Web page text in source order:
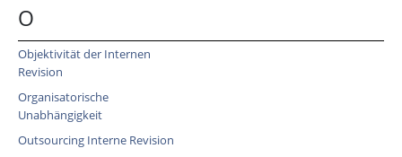
O
Objektivität der Internen
Revision
Organisatorische
Unabhängigkeit
Outsourcing Interne Revision